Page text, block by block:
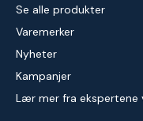
Se alle produkter
Varemerker
Nyheter
Kampanjer
Lær mer fra ekspertene